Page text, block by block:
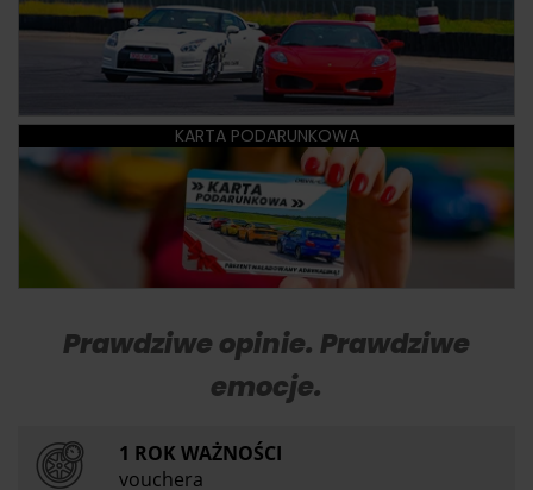
KARTA PODARUNKOWA
Prawdziwe opinie. Prawdziwe
emocje.
1 ROK WAŻNOŚCI
vouchera